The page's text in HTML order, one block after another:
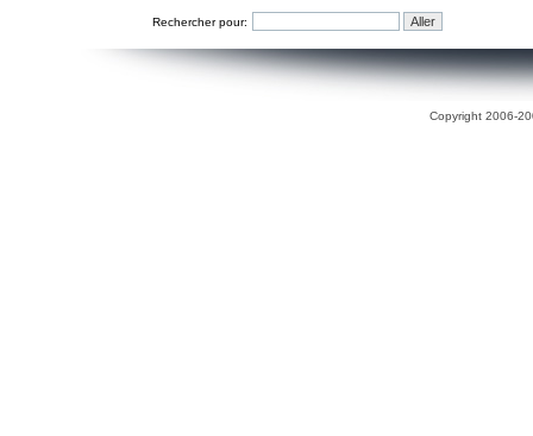
Rechercher pour:
Copyright 2006-